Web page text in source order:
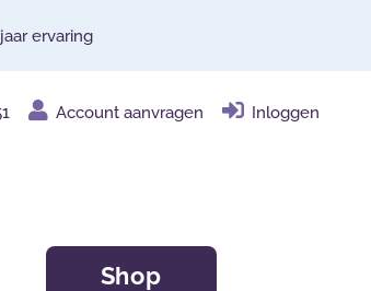
ervaring
Account aanvragen Inloggen
Shop